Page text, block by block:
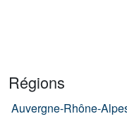
Régions
Auvergne-Rhône-